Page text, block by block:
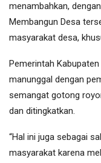
menambahkan,
Membangun Desa
masyarakat desa,
Pemerintah
manunggal dengan
semangat gotong
dan ditingkatkan.
“Hal ini juga sebagai
masyarakat karena